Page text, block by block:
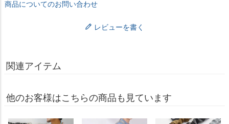
商品についてのお問い合わせ
レビューを書く
関連アイテム
他のお客様はこちらの商品も見ています